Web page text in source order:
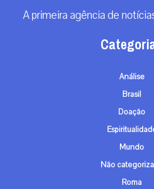
A primeira agência de
Análise
Brasil
Doação
Mundo
Não
Roma